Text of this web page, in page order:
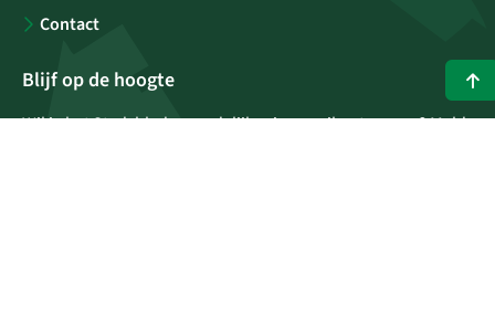
Contact
Blijf op de hoogte
Wil je het Stadsblad maandelijks via e-mail ontvangen? Meld